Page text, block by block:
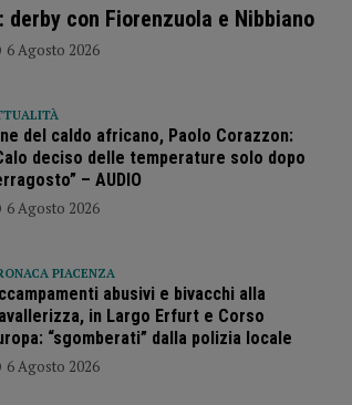
derby con Fiorenzuola e Nibbiano
6 Agosto 2026
del caldo africano, Paolo Corazzon:
deciso delle temperature solo dopo
– AUDIO
6 Agosto 2026
PIACENZA
abusivi e bivacchi alla
in Largo Erfurt e Corso
“sgomberati” dalla polizia locale
6 Agosto 2026